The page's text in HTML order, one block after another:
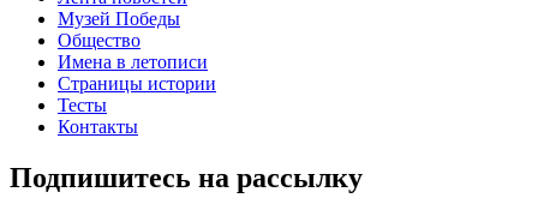
Музей Победы
Общество
Имена в летописи
Страницы истории
Тесты
Контакты
Подпишитесь на рассылку